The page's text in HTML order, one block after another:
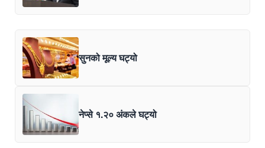
सुनको मूल्य घट्यो
नेप्से १.२० अंकले घट्यो